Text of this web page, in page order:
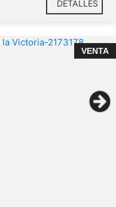
DETALLES
VENTA
DE HACER 2